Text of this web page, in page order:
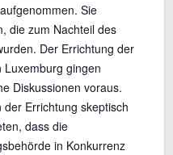
Sie
die zum Nachteil des
Der Errichtung der
Luxemburg gingen
Diskussionen voraus.
Errichtung skeptisch
dass die
in Konkurrenz